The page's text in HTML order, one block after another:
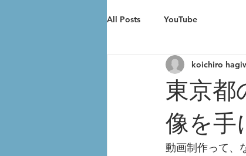
All Posts YouTube
東京都
像を手
koichiro
動画制作って、